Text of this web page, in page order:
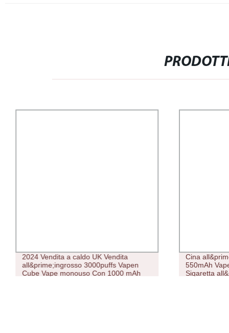
2024 Vendita a caldo UK Vendita
all&prime;ingrosso 3000puffs Vapen
Cube Vape monouso Con 1000 mAh
Cina
550mAh
Sigaretta